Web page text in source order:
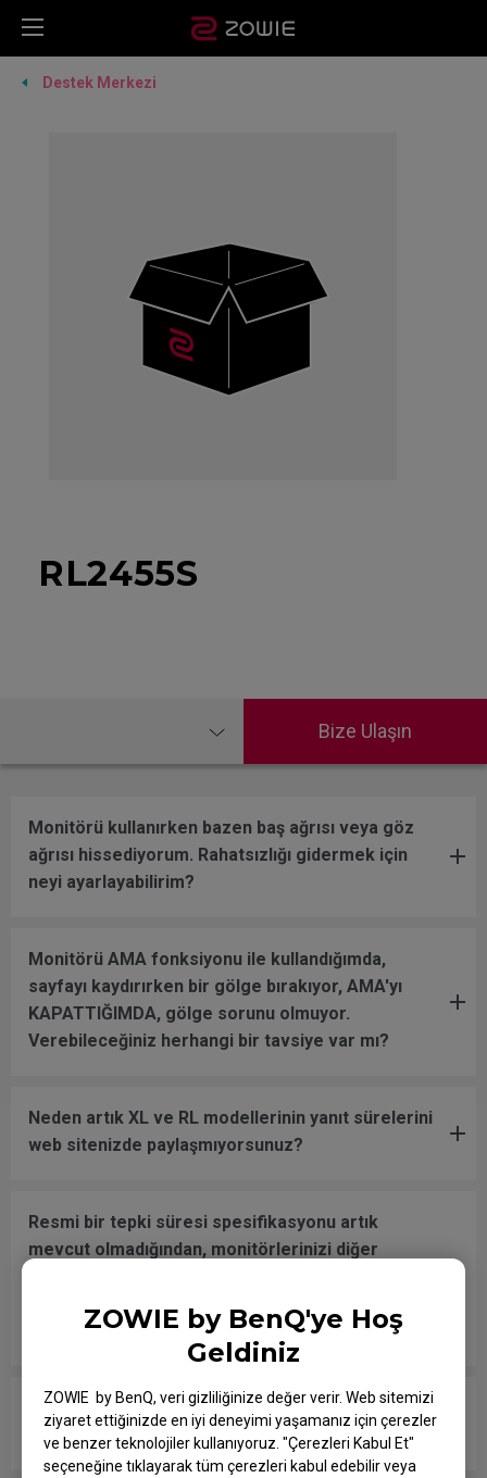
ZOWIE by BenQ'ye Hoş
Geldiniz
ZOWIE by BenQ, veri gizliliğinize değer verir. Web sitemizi
ziyaret ettiğinizde en iyi deneyimi yaşamanız için çerezler
ve benzer teknolojiler kullanıyoruz. "Çerezleri Kabul Et"
seçeneğine tıklayarak tüm çerezleri kabul edebilir veya
Destek Merkezi
RL2455S
Bize Ulaşın
Monitörü kullanırken bazen baş ağrısı veya göz
ağrısı hissediyorum. Rahatsızlığı gidermek için
neyi ayarlayabilirim?
Monitörü AMA fonksiyonu ile kullandığımda,
sayfayı kaydırırken bir gölge bırakıyor, AMA'yı
KAPATTIĞIMDA, gölge sorunu olmuyor.
Verebileceğiniz herhangi bir tavsiye var mı?
Neden artık XL ve RL modellerinin yanıt sürelerini
web sitenizde paylaşmıyorsunuz?
Resmi bir tepki süresi spesifikasyonu artık
mevcut olmadığından, monitörlerinizi diğer
spesifikasyonlar var?
Tüm ZOWIE monitörler mi yoksa sadece belirli
modeller mi cıvasız?